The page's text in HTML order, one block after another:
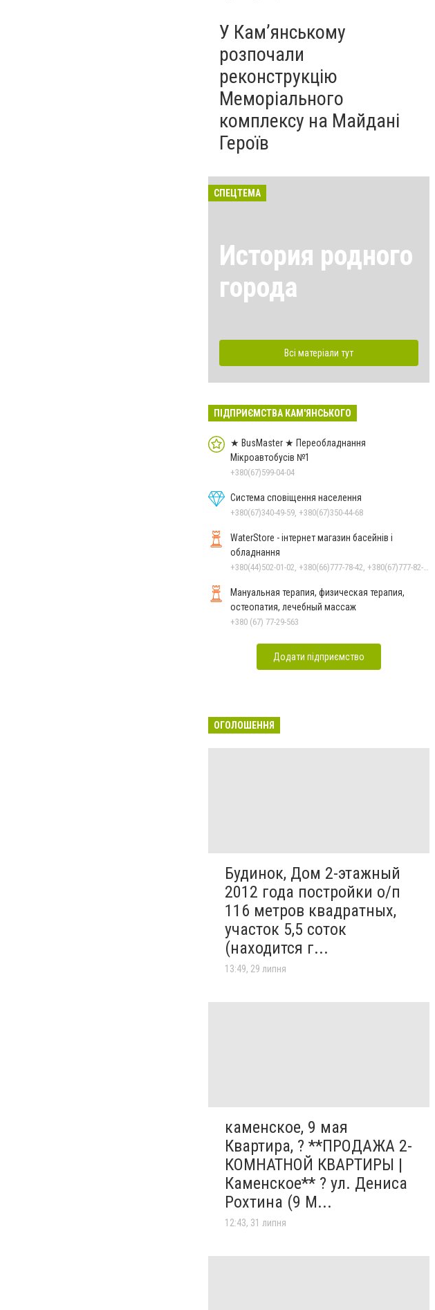
У Кам’янському
розпочали
реконструкцію
Меморіального
комплексу на Майдані
Героїв
СПЕЦТЕМА
История родного
города
Всі матеріали тут
ПІДПРИЄМСТВА КАМ'ЯНСЬКОГО
★ BusMaster ★ Переобладнання
Мікроавтобусів №1
+380(67)599-04-04
Система сповіщення населення
+380(67)340-49-59, +380(67)350-44-68
WaterStore - інтернет магазин басейнів і
обладнання
Мануальная терапия, физическая терапия,
остеопатия, лечебный массаж
+380 (67) 77-29-563
Додати підприємство
ОГОЛОШЕННЯ
Будинок, Дом 2-этажный
2012 года постройки о/п
116 метров квадратных,
участок 5,5 соток
(находится г...
13:49, 29 липня
каменское, 9 мая
Квартира, ? **ПРОДАЖА 2-
КОМНАТНОЙ КВАРТИРЫ |
Каменское** ? ул. Дениса
Рохтина (9 М...
12:43, 31 липня